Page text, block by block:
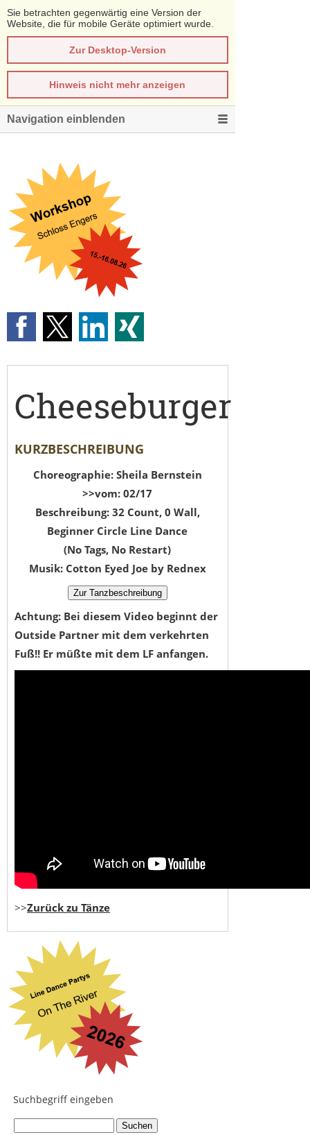
Sie betrachten gegenwärtig eine Version der
Website, die für mobile Geräte optimiert wurde.
Zur Desktop-Version
Hinweis nicht mehr anzeigen
Navigation einblenden
Cheeseburger
KURZBESCHREIBUNG
Choreographie: Sheila Bernstein
>>vom: 02/17
Beschreibung: 32 Count, 0 Wall,
Beginner Circle Line Dance
(No Tags, No Restart)
Musik: Cotton Eyed Joe by Rednex
Achtung: Bei diesem Video beginnt der
Outside Partner mit dem verkehrten
Fuß!! Er müßte mit dem LF anfangen.
>>Zurück zu Tänze
Suchbegriff eingeben